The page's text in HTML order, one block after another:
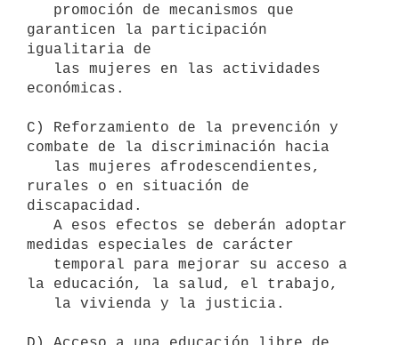
garanticen la participación
igualitaria de
económicas.
C) Reforzamiento de la prevención y
combate de la discriminación hacia
rurales o en situación de
discapacidad.
medidas especiales de carácter
la educación, la salud, el trabajo,